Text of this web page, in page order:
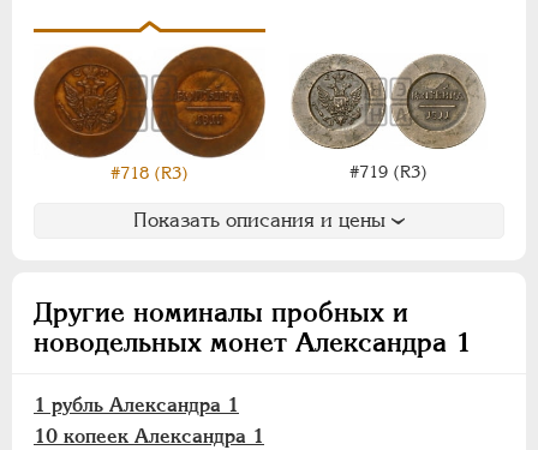
#718 (R3) #719 (R3)
Показать описания и цены
Другие номиналы пробных и
новодельных монет Александра 1
1 рубль Александра 1
10 копеек Александра 1